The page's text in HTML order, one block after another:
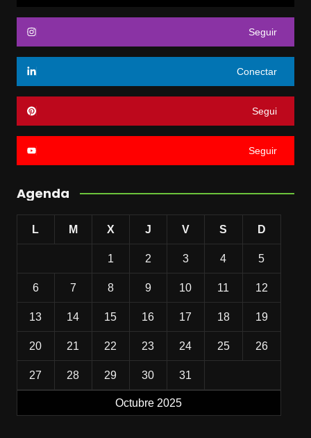
Seguir
Conectar
Segui
Seguir
Agenda
Octubre 2025
L M X J V S D
1 2 3 4 5
6 7 8 9 10 11 12
13 14 15 16 17 18 19
20 21 22 23 24 25 26
27 28 29 30 31